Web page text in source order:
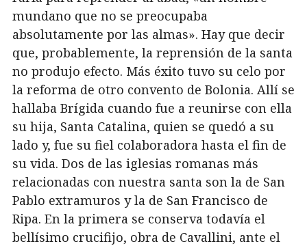
mundano que no se preocupaba
absolutamente por las almas». Hay que decir
que, probablemente, la reprensión de la santa
no produjo efecto. Más éxito tuvo su celo por
la reforma de otro convento de Bolonia. Allí se
hallaba Brígida cuando fue a reunirse con ella
su hija, Santa Catalina, quien se quedó a su
lado y, fue su fiel colaboradora hasta el fin de
su vida. Dos de las iglesias romanas más
relacionadas con nuestra santa son la de San
Pablo extramuros y la de San Francisco de
Ripa. En la primera se conserva todavía el
bellísimo crucifijo, obra de Cavallini, ante el